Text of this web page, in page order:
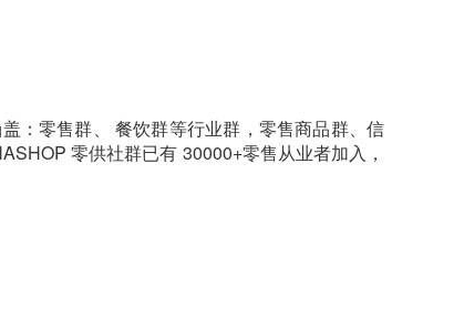
：零售群、 餐饮群等行业群，零售商品群、信
零供社群已有 30000+零售从业者加入，